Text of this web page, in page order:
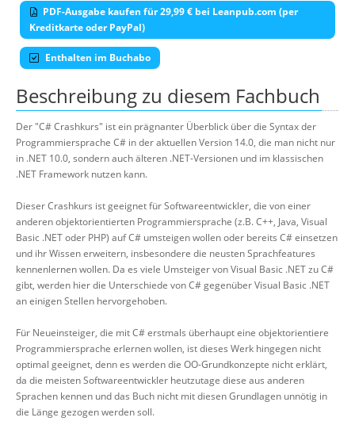
PDF-Ausgabe kaufen für 29,99 € bei Leanpub.com (per
Kreditkarte oder PayPal)
Enthalten im Buchabo
Beschreibung zu diesem Fachbuch
Der "C# Crashkurs" ist ein prägnanter Überblick über die Syntax der
Programmiersprache C# in der aktuellen Version 14.0, die man nicht nur
in .NET 10.0, sondern auch älteren .NET-Versionen und im klassischen
.NET Framework nutzen kann.
Dieser Crashkurs ist geeignet für Softwareentwickler, die von einer
anderen objektorientierten Programmiersprache (z.B. C++, Java, Visual
Basic .NET oder PHP) auf C# umsteigen wollen oder bereits C# einsetzen
und ihr Wissen erweitern, insbesondere die neusten Sprachfeatures
kennenlernen wollen. Da es viele Umsteiger von Visual Basic .NET zu C#
gibt, werden hier die Unterschiede von C# gegenüber Visual Basic .NET
an einigen Stellen hervorgehoben.
Für Neueinsteiger, die mit C# erstmals überhaupt eine objektorientiere
Programmiersprache erlernen wollen, ist dieses Werk hingegen nicht
optimal geeignet, denn es werden die OO-Grundkonzepte nicht erklärt,
da die meisten Softwareentwickler heutzutage diese aus anderen
Sprachen kennen und das Buch nicht mit diesen Grundlagen unnötig in
die Länge gezogen werden soll.